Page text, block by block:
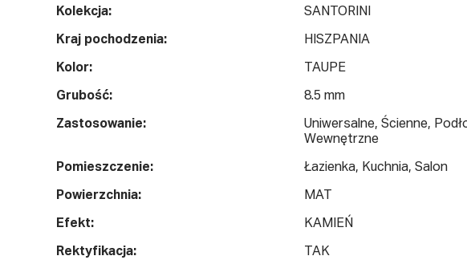
Kolekcja: SANTORINI
Kraj pochodzenia: HISZPANIA
Kolor: TAUPE
Grubość: 8.5 mm
Zastosowanie:
Uniwersalne, Ścienne,
Wewnętrzne
Pomieszczenie: Łazienka, Kuchnia, Salon
Powierzchnia: MAT
Efekt: KAMIEŃ
Rektyfikacja: TAK